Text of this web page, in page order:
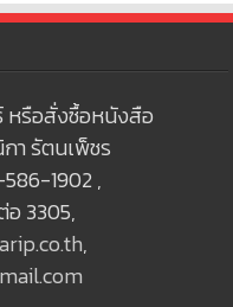
หรือสั่งซื้อหนังสือ
รัตนเพ็ชร
1902 ,
3305,
,